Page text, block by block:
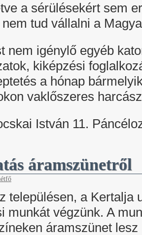
a sérülésekért sem
tud vállalni a
nem igénylő egyéb
kiképzési
a hónap
vaklőszeres
István 11.
áramszünetről
településen, a Kertalja
munkát végzünk. A
áramszünet